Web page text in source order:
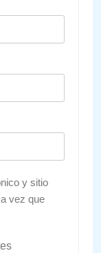
y sitio
vez que